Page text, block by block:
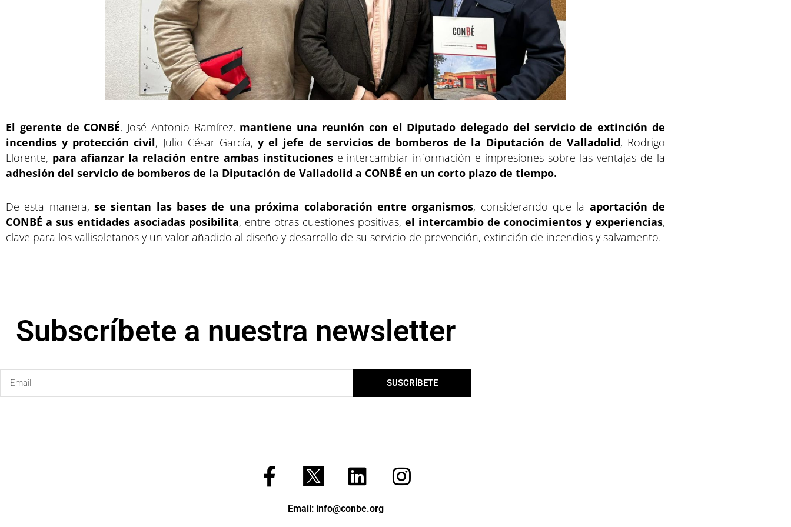
El gerente de CONBÉ , José Antonio Ramírez, mantiene una reunión con el Diputado delegado del servicio de extinción de
incendios y protección civil , Julio César García,y el jefe de servicios de bomberos de la Diputación de Valladolid , Rodrigo
Llorente, para afianzar la relación entre ambas institucionese intercambiar información e impresiones sobre las ventajas de la
adhesión del servicio de bomberos de la Diputación de Valladolid a CONBÉ en un corto plazo de tiempo.
De esta manera,se sientan las bases de una próxima colaboración entre organismos , considerando que la aportación de
CONBÉ a sus entidades asociadas posibilita , entre otras cuestiones positivas, el intercambio de conocimientos y experiencias
clave para los vallisoletanos y un valor añadido al diseño y desarrollo de su servicio de prevención, extinción de incendios y salvamento.
Subscríbete a nuestra newsletter
SUSCRÍBETE
F
a
L
i
n
I
n
Email: info@conbe.org